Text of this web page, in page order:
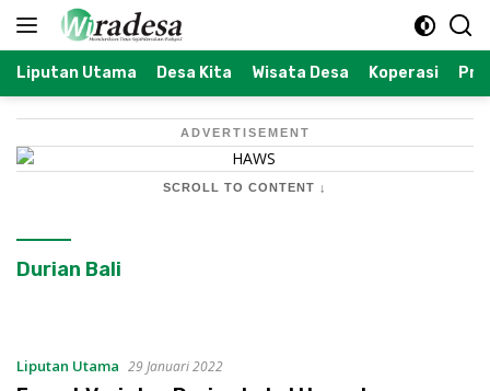
Langsung
Liputan Utama Desa Kita Wisata Desa Koperasi
ADVERTISEMENT
SCROLL TO CONTENT ↓
Durian Bali
Liputan Utama 29 Januari 2022